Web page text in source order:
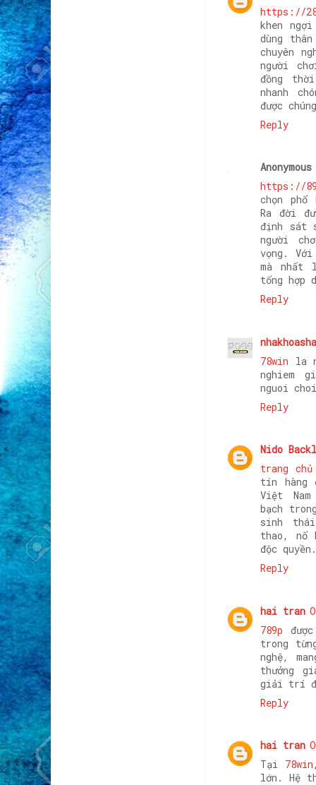
https://
khen
dùng
chuyên
người
đồng
nhanh
được
Reply
Anonymous
https://
chọn
Ra đời
định sát
người
vọng.
mà nhất
tổng hợp
Reply
78win la
nghiem
nguoi
Reply
Nido
trang chủ
tín hàng
Việt
bạch
sinh
thao, nổ
độc
Reply
hai tran
789p
trong
nghệ,
thưởng
giải trí
Reply
hai tran
Tại 78win
lớn. Hệ